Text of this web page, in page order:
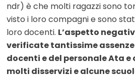
ndr) è che molti ragazzi sono
visto i loro compagni e sono
loro docenti. L’aspetto
verificate tantissime
docenti e del personale Ata
molti disservizi e alcune